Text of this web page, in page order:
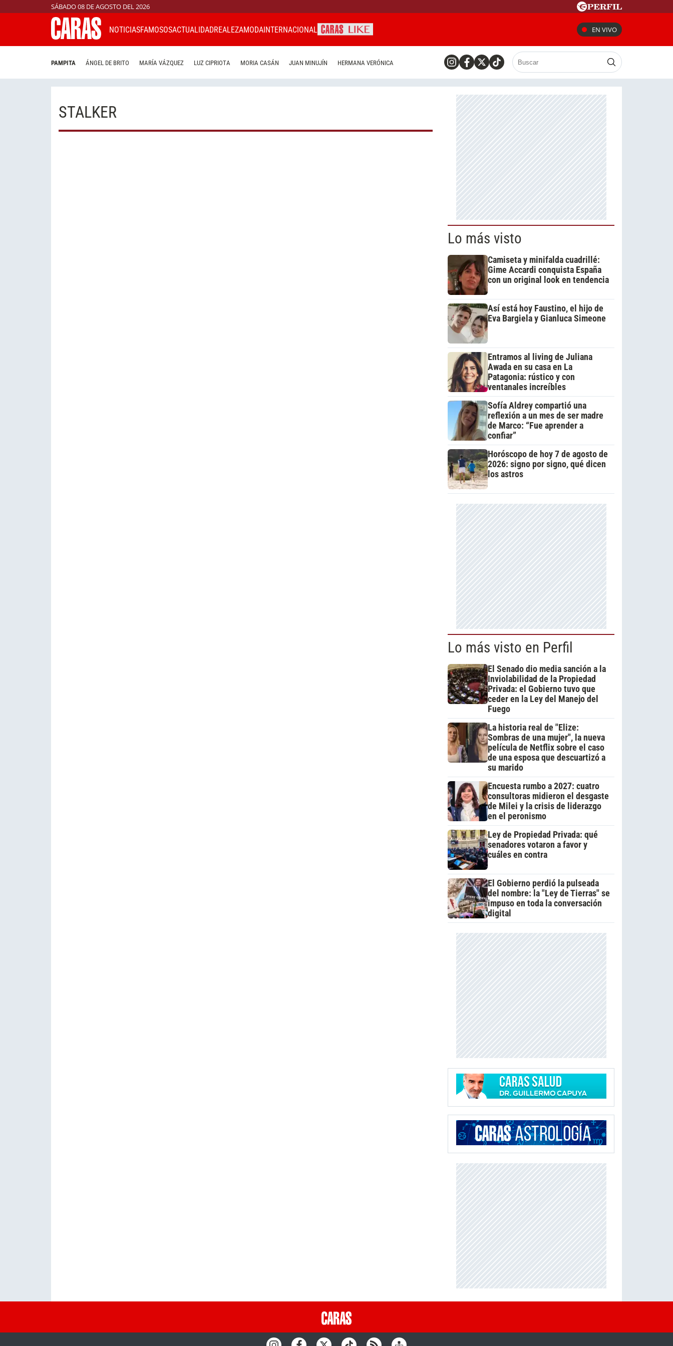
SÁBADO 08 DE AGOSTO DEL 2026
NOTICIASFAMOSOSACTUALIDADREALEZAMODAINTERNACIONAL EN VIVO
PAMPITA ÁNGEL DE BRITO MARÍA VÁZQUEZ LUZ CIPRIOTA MORIA CASÁN JUAN MINUJÍN HERMANA VERÓNICA
STALKER
Lo más visto
Camiseta y minifalda cuadrillé:
Gime Accardi conquista España
con un original look en tendencia
Así está hoy Faustino, el hijo de
Eva Bargiela y Gianluca Simeone
Entramos al living de Juliana
Awada en su casa en La
Patagonia: rústico y con
ventanales increíbles
Sofía Aldrey compartió una
reflexión a un mes de ser madre
de Marco: “Fue aprender a
confiar”
Horóscopo de hoy 7 de agosto de
2026: signo por signo, qué dicen
los astros
Lo más visto en Perfil
El Senado dio media sanción a la
Inviolabilidad de la Propiedad
Privada: el Gobierno tuvo que
ceder en la Ley del Manejo del
Fuego
La historia real de "Elize:
Sombras de una mujer", la nueva
película de Netflix sobre el caso
de una esposa que descuartizó a
su marido
Encuesta rumbo a 2027: cuatro
consultoras midieron el desgaste
de Milei y la crisis de liderazgo
en el peronismo
Ley de Propiedad Privada: qué
senadores votaron a favor y
cuáles en contra
El Gobierno perdió la pulseada
del nombre: la "Ley de Tierras" se
impuso en toda la conversación
digital